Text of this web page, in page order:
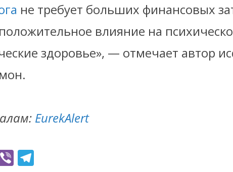
не требует больших финансовых
влияние на
здоровье», — отмечает автор
EurekAlert
Vi